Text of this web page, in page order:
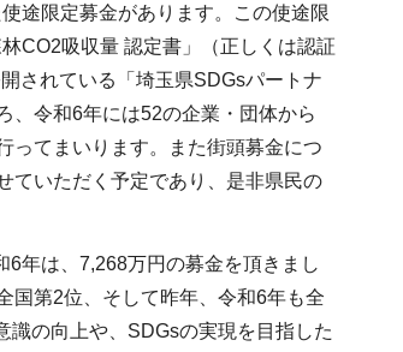
途限定募金があります。この使途限
CO2吸収量 認定書」（正しくは認証
されている「埼玉県SDGsパートナ
、令和6年には52の企業・団体から
ってまいります。また街頭募金につ
ていただく予定であり、是非県民の
年は、7,268万円の募金を頂きまし
国第2位、そして昨年、令和6年も全
識の向上や、SDGsの実現を目指した